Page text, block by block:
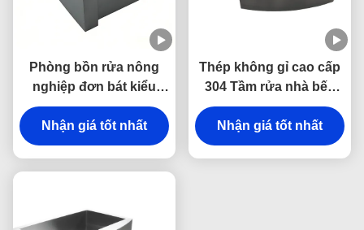
Phòng bồn rửa nông
nghiệp đơn bát kiểu
châu Âu cong phía
trước trong thép không
gỉ 304 cho bếp
Nhận giá tốt nhất
Thép không gỉ cao cấp
304 Tầm rửa nhà bếp
dưới đáy với thiết kế
bồn rửa đơn chống trầy
xước và dễ làm sạch
Nhận giá tốt nhất